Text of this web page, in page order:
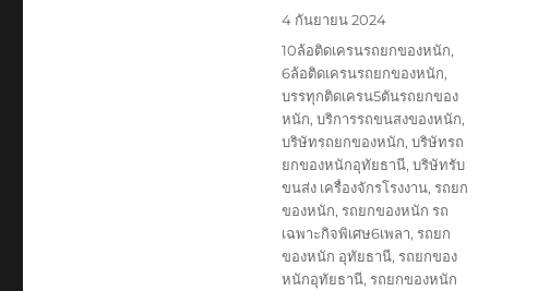
เขียน
เขียน
เมื่อ
4 กันยายน 2024
ป้าย
กำกับ
10ล้อติดเครนรถยกของหนัก,
6ล้อติดเครนรถยกของหนัก,
บรรทุกติดเครน5ตันรถยกของ
หนัก, บริการรถขนสงของหนัก,
บริษัทรถยกของหนัก, บริษัทรถ
ยกของหนักอุทัยธานี, บริษัทรับ
ขนส่ง เครื่องจักรโรงงาน, รถยก
ของหนัก, รถยกของหนัก รถ
เฉพาะกิจพิเศษ6เพลา, รถยก
ของหนัก อุทัยธานี, รถยกของ
หนักอุทัยธานี, รถยกของหนัก